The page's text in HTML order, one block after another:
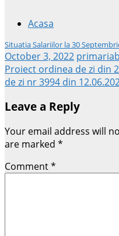
Acasa
Situatia Salariilor la 30
October 3, 2022
Post
navigation
Proiect ordinea de zi din
de zi nr 3994 din
Leave a Reply
Your email address will
are marked *
Comment*